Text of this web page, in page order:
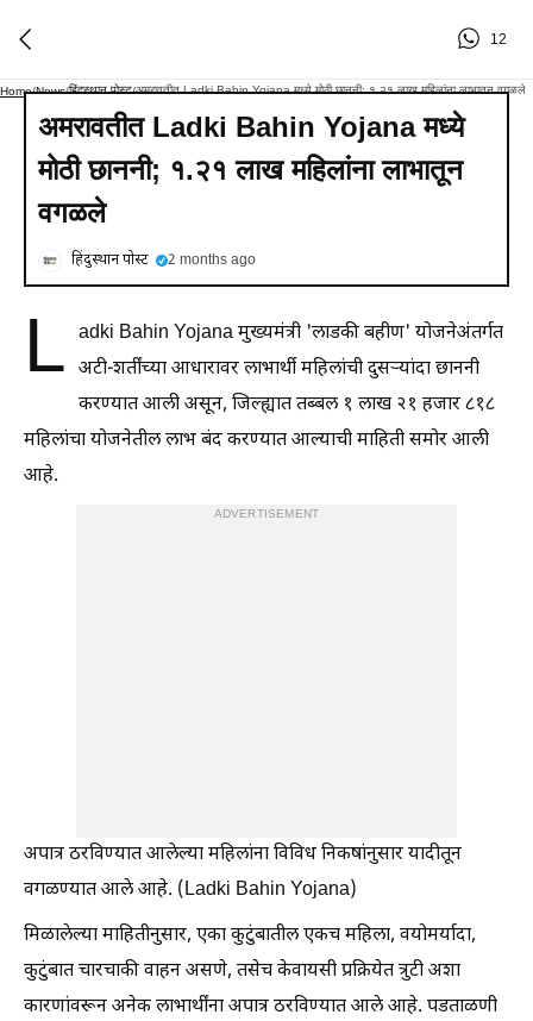
12
Home/News/हिंदुस्थान पोस्ट/अमरावतीत Ladki Bahin Yojana मध्ये मोठी छाननी; १.२१ लाख महिलांना लाभातून वगळले
अमरावतीत Ladki Bahin Yojana मध्ये
मोठी छाननी; १.२१ लाख महिलांना लाभातून
वगळले
हिंदुस्थान पोस्ट 2 months ago
L adki Bahin Yojana मुख्यमंत्री 'लाडकी बहीण' योजनेअंतर्गत
अटी-शर्तींच्या आधारावर लाभार्थी महिलांची दुसऱ्यांदा छाननी
करण्यात आली असून, जिल्ह्यात तब्बल १ लाख २१ हजार ८१८
महिलांचा योजनेतील लाभ बंद करण्यात आल्याची माहिती समोर आली
आहे.
ADVERTISEMENT
अपात्र ठरविण्यात आलेल्या महिलांना विविध निकषांनुसार यादीतून
वगळण्यात आले आहे. (Ladki Bahin Yojana)
मिळालेल्या माहितीनुसार, एका कुटुंबातील एकच महिला, वयोमर्यादा,
कुटुंबात चारचाकी वाहन असणे, तसेच केवायसी प्रक्रियेत त्रुटी अशा
कारणांवरून अनेक लाभार्थींना अपात्र ठरविण्यात आले आहे. पडताळणी